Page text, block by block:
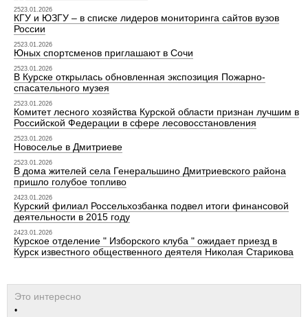
2523.01.2026
КГУ и ЮЗГУ – в списке лидеров мониторинга сайтов вузов
России
2523.01.2026
Юных спортсменов приглашают в Сочи
2523.01.2026
В Курске открылась обновленная экспозиция Пожарно-
спасательного музея
2523.01.2026
Комитет лесного хозяйства Курской области признан лучшим в
Российской Федерации в сфере лесовосстановления
2523.01.2026
Новоселье в Дмитриеве
2523.01.2026
В дома жителей села Генеральшино Дмитриевского района
пришло голубое топливо
2423.01.2026
Курский филиал Россельхозбанка подвел итоги финансовой
деятельности в 2015 году
2423.01.2026
Курское отделение " Изборского клуба " ожидает приезд в
Курск известного общественного деятеля Николая Старикова